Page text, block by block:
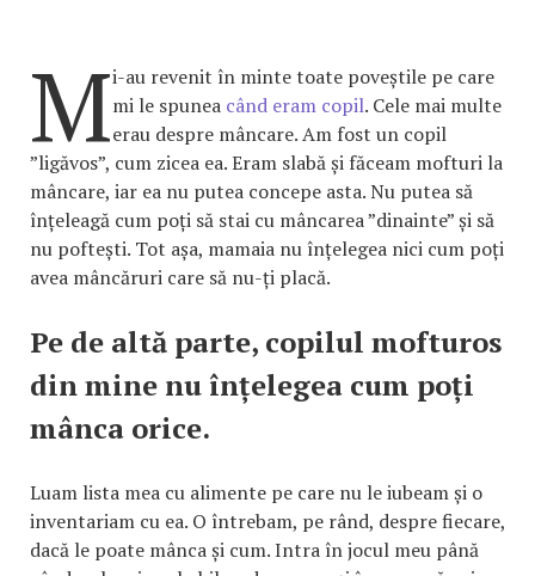
Mi-au revenit în minte toate poveștile pe care
mi le spunea când eram copil. Cele mai multe
erau despre mâncare. Am fost un copil
”ligăvos”, cum zicea ea. Eram slabă și făceam mofturi la
mâncare, iar ea nu putea concepe asta. Nu putea să
înțeleagă cum poți să stai cu mâncarea ”dinainte” și să
nu poftești. Tot așa, mamaia nu înțelegea nici cum poți
avea mâncăruri care să nu-ți placă.
Pe de altă parte, copilul mofturos
din mine nu înțelegea cum poți
mânca orice.
Luam lista mea cu alimente pe care nu le iubeam și o
inventariam cu ea. O întrebam, pe rând, despre fiecare,
dacă le poate mânca și cum. Intra în jocul meu până